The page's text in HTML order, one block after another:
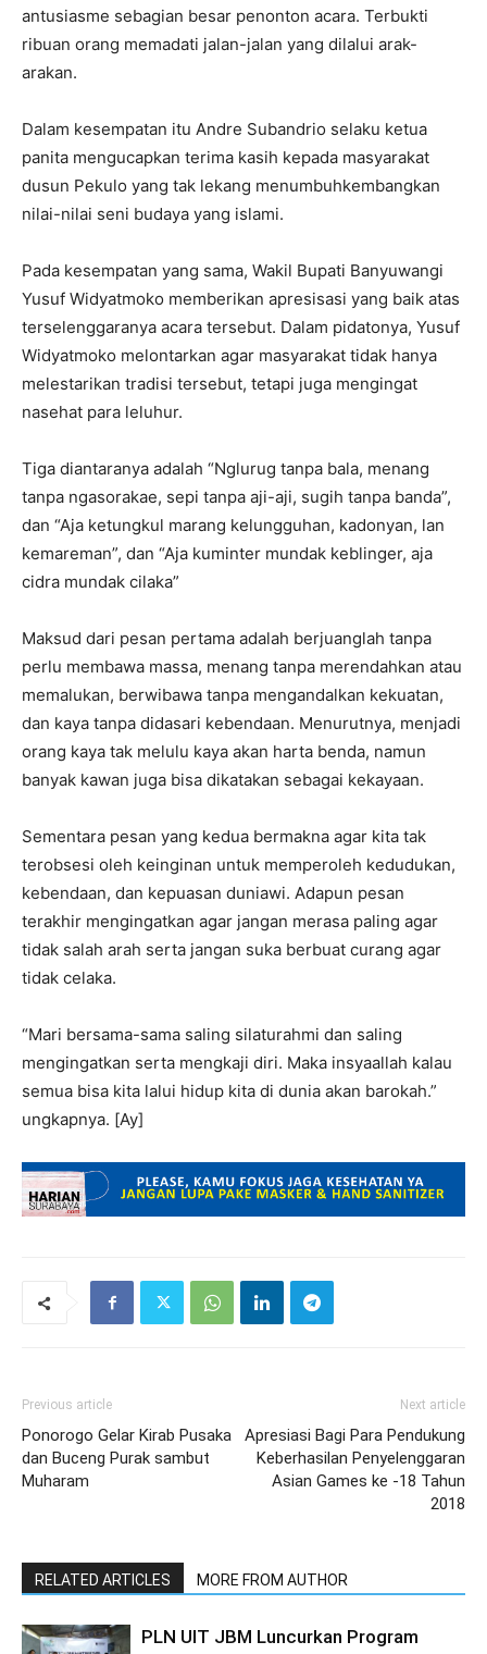
antusiasme sebagian besar penonton acara. Terbukti
ribuan orang memadati jalan-jalan yang dilalui arak-
arakan.
Dalam kesempatan itu Andre Subandrio selaku ketua
panita mengucapkan terima kasih kepada masyarakat
dusun Pekulo yang tak lekang menumbuhkembangkan
nilai-nilai seni budaya yang islami.
Pada kesempatan yang sama, Wakil Bupati Banyuwangi
Yusuf Widyatmoko memberikan apresisasi yang baik atas
terselenggaranya acara tersebut. Dalam pidatonya, Yusuf
Widyatmoko melontarkan agar masyarakat tidak hanya
melestarikan tradisi tersebut, tetapi juga mengingat
nasehat para leluhur.
Tiga diantaranya adalah “Nglurug tanpa bala, menang
tanpa ngasorakae, sepi tanpa aji-aji, sugih tanpa banda”,
dan “Aja ketungkul marang kelungguhan, kadonyan, lan
kemareman”, dan “Aja kuminter mundak keblinger, aja
cidra mundak cilaka”
Maksud dari pesan pertama adalah berjuanglah tanpa
perlu membawa massa, menang tanpa merendahkan atau
memalukan, berwibawa tanpa mengandalkan kekuatan,
dan kaya tanpa didasari kebendaan. Menurutnya, menjadi
orang kaya tak melulu kaya akan harta benda, namun
banyak kawan juga bisa dikatakan sebagai kekayaan.
Sementara pesan yang kedua bermakna agar kita tak
terobsesi oleh keinginan untuk memperoleh kedudukan,
kebendaan, dan kepuasan duniawi. Adapun pesan
terakhir mengingatkan agar jangan merasa paling agar
tidak salah arah serta jangan suka berbuat curang agar
tidak celaka.
“Mari bersama-sama saling silaturahmi dan saling
mengingatkan serta mengkaji diri. Maka insyaallah kalau
semua bisa kita lalui hidup kita di dunia akan barokah.”
ungkapnya. [Ay]
Previous article
Ponorogo Gelar Kirab Pusaka
dan Buceng Purak sambut
Muharam
Next article
Apresiasi Bagi Para Pendukung
Keberhasilan Penyelenggaran
Asian Games ke -18 Tahun
2018
RELATED ARTICLES MORE FROM AUTHOR
PLN UIT JBM Luncurkan Program